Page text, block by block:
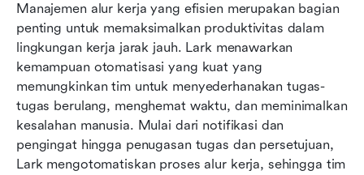
Manajemen alur kerja yang efisien merupakan bagian
penting untuk memaksimalkan produktivitas dalam
lingkungan kerja jarak jauh. Lark menawarkan
kemampuan otomatisasi yang kuat yang
memungkinkan tim untuk menyederhanakan tugas-
tugas berulang, menghemat waktu, dan meminimalkan
kesalahan manusia. Mulai dari notifikasi dan
pengingat hingga penugasan tugas dan persetujuan,
Lark mengotomatiskan proses alur kerja, sehingga tim